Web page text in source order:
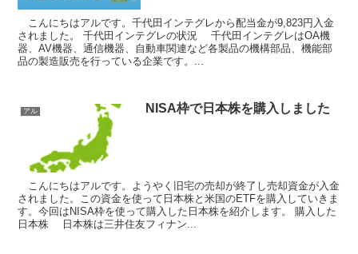
こんにちはアルです。千代田インテグレから配当金が9,823円入金
されました。 千代田インテグレの状況 千代田インテグレはOA機
器、AV機器、通信機器、自動車関連など各製品の機構部品、機能部
品の製造販売を行っている企業です。...
アル NISA枠で日本株を購入しました
こんにちはアルです。ようやく旧宅の売却が終了し売却資金が入金
されました。この資金を使って日本株と米国のETFを購入していきま
す。今回はNISA枠を使って購入した日本株を紹介します。 購入した
日本株 日本株は三井住友フィナン...